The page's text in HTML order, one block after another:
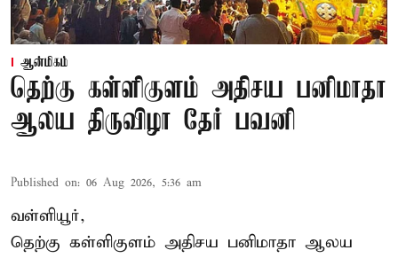
ஆன்மிகம்
தெற்கு கள்ளிகுளம் அதிசய பனிமாதா
ஆலய திருவிழா தேர் பவனி
Published on: 06 Aug 2026, 5:36 am
வள்ளியூர்,
தெற்கு கள்ளிகுளம் அதிசய பனிமாதா ஆலய